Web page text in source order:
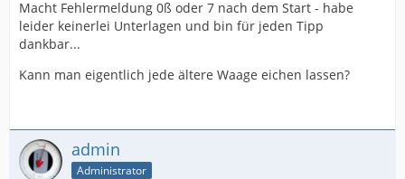
Macht Fehlermeldung 0ß oder 7 nach dem Start - habe
leider keinerlei Unterlagen und bin für jeden Tipp
dankbar...
Kann man eigentlich jede ältere Waage eichen lassen?
admin
Administrator